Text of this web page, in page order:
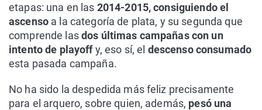
etapas: una en las 2014-2015, consiguiendo el
ascenso a la categoría de plata, y su segunda que
comprende lasdos últimas campañas con un
intento de playoffy, eso sí, el descenso consumado
esta pasada campaña.
No ha sido la despedida más feliz precisamente
para el arquero, sobre quien, además, pesó una